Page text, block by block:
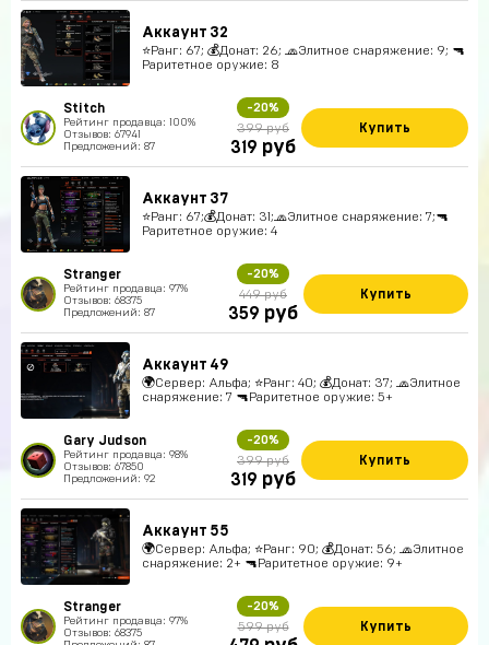
Аккаунт 32
⭐️Ранг: 67; 💰Донат: 26; 🧢Элитное снаряжение: 9; 🔫
Раритетное оружие: 8
Stitch
Рейтинг продавца: 100%
Отзывов: 67941
Предложений: 87
-20%
399 руб
319 руб
Купить
Аккаунт 37
⭐️Ранг: 67;💰Донат: 31;🧢Элитное снаряжение: 7;🔫
Раритетное оружие: 4
Stranger
Рейтинг продавца: 97%
Отзывов: 68375
Предложений: 87
-20%
449 руб
359 руб
Купить
Аккаунт 49
🌍Сервер: Альфа; ⭐️Ранг: 40; 💰Донат: 37; 🧢Элитное
снаряжение: 7 🔫Раритетное оружие: 5+
Gary Judson
Рейтинг продавца: 98%
Отзывов: 67850
Предложений: 92
-20%
399 руб
319 руб
Купить
Аккаунт 55
🌍Сервер: Альфа; ⭐️Ранг: 90; 💰Донат: 56; 🧢Элитное
снаряжение: 2+ 🔫Раритетное оружие: 9+
Stranger
Рейтинг продавца: 97%
Отзывов: 68375
-20%
599 руб Купить